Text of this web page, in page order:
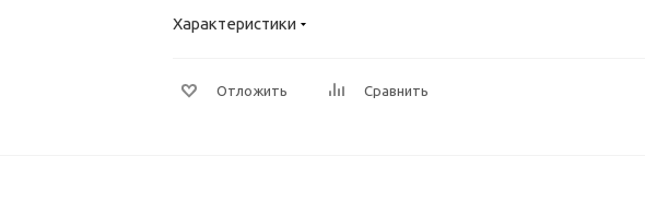
Характеристики
Отложить Сравнить